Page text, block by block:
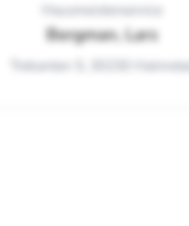
Hausmeisterservice
Bergman, Lars
Trekanten 5, 30230 Halmstad